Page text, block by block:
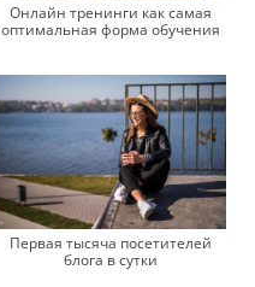
Онлайн тренинги как самая
оптимальная форма обучения
Первая тысяча посетителей
блога в сутки